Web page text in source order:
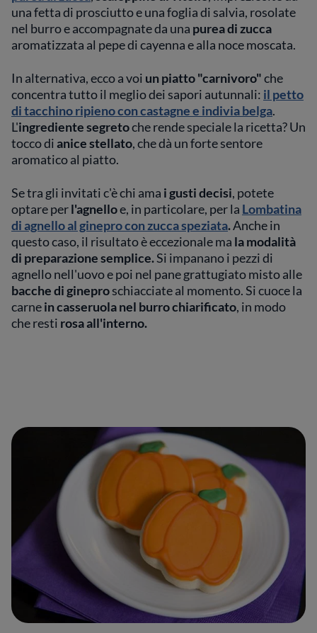
una fetta di prosciutto e una foglia di salvia, rosolate
nel burro e accompagnate da una purea di zucca
aromatizzata al pepe di cayenna e alla noce moscata.
In alternativa, ecco a voi un piatto "carnivoro"che
concentra tutto il meglio dei sapori autunnali: il petto
di tacchino ripieno con castagne e indivia belga.
L'ingrediente segretoche rende speciale la ricetta? Un
tocco dianice stellato, che dà un forte sentore
aromatico al piatto.
Se tra gli invitati c'è chi ama i gusti decisi, potete
optare perl'agnelloe, in particolare, per la Lombatina
di agnello al ginepro con zucca speziata.Anche in
questo caso, il risultato è eccezionale ma la modalità
di preparazione semplice.Si impanano i pezzi di
agnello nell'uovo e poi nel pane grattugiato misto alle
bacche di gineproschiacciate al momento. Si cuoce la
carnein casseruola nel burro chiarificato, in modo
che resti rosa all'interno.